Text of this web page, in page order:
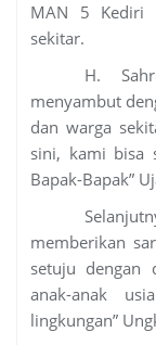
MAN 5 Kediri
sekitar.
H.
menyambut
dan warga
sini, kami bisa
Bapak-Bapak”
memberikan
setuju dengan
anak-anak
lingkungan”